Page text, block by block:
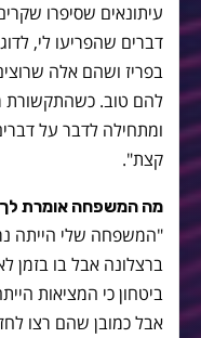
עיתונאים שסיפרו
דברים שהפריעו לי,
בפריז ושהם אלה
להם טוב.
ומתחילה לדבר על
קצת".
מה המשפחה אומרת
"המשפחה שלי הייתה
ברצלונה אבל בו בזמן
ביטחון כי המציאות
אבל כמובן שהם רצו